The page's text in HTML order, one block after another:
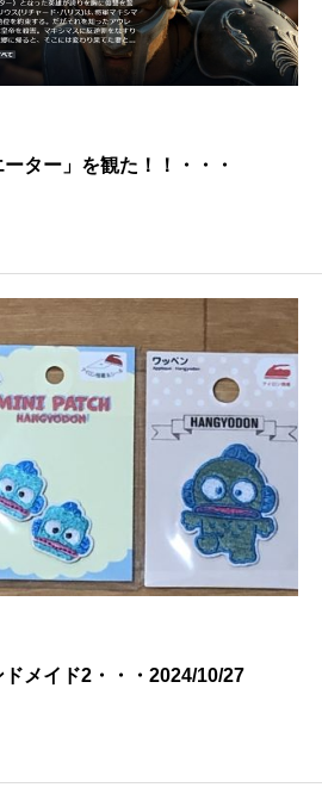
ター」を観た！！・・・
メイド2・・・2024/10/27